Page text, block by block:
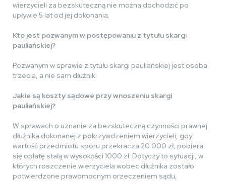
wierzycieli za bezskuteczną nie można dochodzić po
upływie 5 lat od jej dokonania.
Kto jest pozwanym w postępowaniu z tytułu skargi
pauliańskiej?
Pozwanym w sprawie z tytułu skargi pauliańskiej jest osoba
trzecia, a nie sam dłużnik.
Jakie są koszty sądowe przy wnoszeniu skargi
pauliańskiej?
W sprawach o uznanie za bezskuteczną czynności prawnej
dłużnika dokonanej z pokrzywdzeniem wierzycieli, gdy
wartość przedmiotu sporu przekracza 20 000 zł, pobiera
się opłatę stałą w wysokości 1000 zł. Dotyczy to sytuacji, w
których roszczenie wierzyciela wobec dłużnika zostało
potwierdzone prawomocnym orzeczeniem sądu,